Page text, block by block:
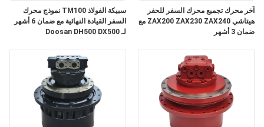
سبيكة الفولاذ TM100 نموذج محرك
السفر القيادة النهائية مع ضمان 6 أشهر
لـ Doosan DH500 DX500
آخر محرك تجميع محرك السفر للحفر
هيتاشي ZAX200 ZAX230 ZAX240 مع
ضمان 3 أشهر